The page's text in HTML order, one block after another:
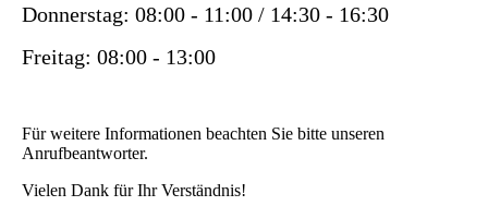
Donnerstag: 08:00 - 11:00 / 14:30 - 16:30
Freitag: 08:00 - 13:00
Für weitere Informationen beachten Sie bitte unseren
Anrufbeantworter.
Vielen Dank für Ihr Verständnis!